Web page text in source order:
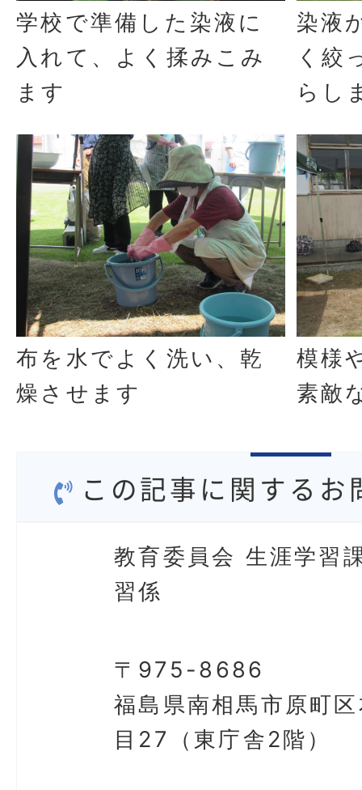
学校で準備した染液に
入れて、よく揉みこみ
ます
染液
く絞
らし
布を水でよく洗い、乾
燥させます
模様
素敵
この記事に関するお
教育委員会 生涯学習
習係
〒975-8686
福島県南相馬市原町
目27（東庁舎2階）